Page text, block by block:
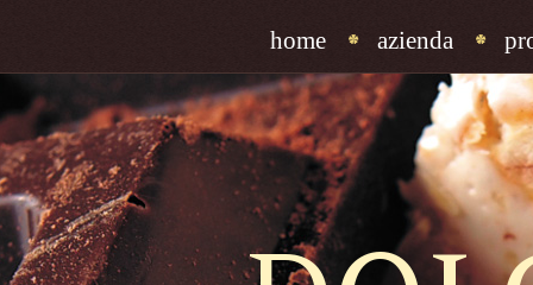
home azienda